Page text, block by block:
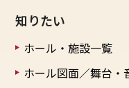
知りたい
ホール・施設一覧
ホール図面／舞台